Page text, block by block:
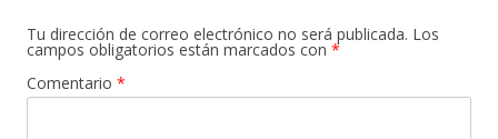
Tu dirección de correo electrónico no será publicada. Los
campos obligatorios están marcados con *
Comentario *